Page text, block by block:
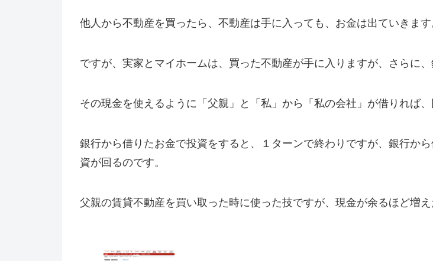
他人から不動産を買ったら、不動産は手に入っても、お金は出ていきます
ですが、実家とマイホームは、買った不動産が手に入りますが、さらに
その現金を使えるように「父親」と「私」から「私の会社」が借りれば
銀行から借りたお金で投資をすると、１ターンで終わりですが、銀行か
資が回るのです。
父親の賃貸不動産を買い取った時に使った技ですが、現金が余るほど増